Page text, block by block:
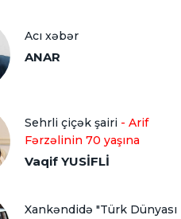
Acı xəbər
ANAR
Sehrli çiçək şairi - Arif
Fərzəlinin 70 yaşına
Vaqif YUSİFLİ
Xankəndidə "Türk Dünyası